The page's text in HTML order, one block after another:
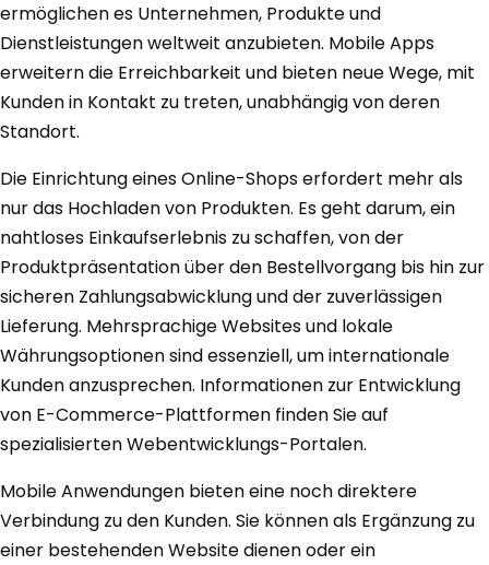
ermöglichen es Unternehmen, Produkte und
Dienstleistungen weltweit anzubieten. Mobile Apps
erweitern die Erreichbarkeit und bieten neue Wege, mit
Kunden in Kontakt zu treten, unabhängig von deren
Standort.
Die Einrichtung eines Online-Shops erfordert mehr als
nur das Hochladen von Produkten. Es geht darum, ein
nahtloses Einkaufserlebnis zu schaffen, von der
Produktpräsentation über den Bestellvorgang bis hin zur
sicheren Zahlungsabwicklung und der zuverlässigen
Lieferung. Mehrsprachige Websites und lokale
Währungsoptionen sind essenziell, um internationale
Kunden anzusprechen. Informationen zur Entwicklung
von E-Commerce-Plattformen finden Sie auf
spezialisierten Webentwicklungs-Portalen.
Mobile Anwendungen bieten eine noch direktere
Verbindung zu den Kunden. Sie können als Ergänzung zu
einer bestehenden Website dienen oder ein